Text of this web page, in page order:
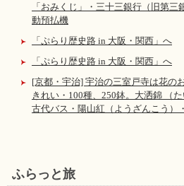
「おみくじ」・三十三銀行（旧第三
動預払機
「ぷらり歴史路 in 大阪・関西」へ
「ぷらり歴史路 in 大阪・関西」へ
[京都・宇治] 宇治の三室戸寺は花の
きれい・100種、250鉢。大洒錦 （
古代バス・陽山紅（ようざんこう）
ふらっと旅